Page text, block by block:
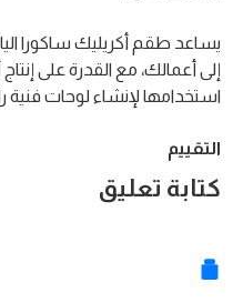
يساعد طقم أكريليك ساكورا
إلى أعمالك، مع القدرة على
استخدامها لإنشاء لوحات فنية
التقييم
كتابة تعليق